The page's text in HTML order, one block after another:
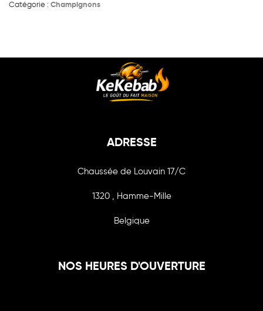
Catégorie : Champignons
ADRESSE
Chaussée de Louvain 17/C
1320 , Hamme-Mille
Belgique
NOS HEURES D'OUVERTURE